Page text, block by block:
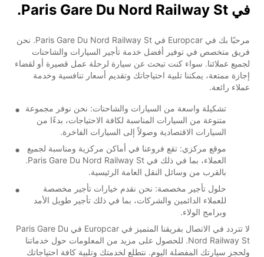
في Paris Gare Du Nord Railway St.
مرحبًا بك في Europcar في Paris Gare Du Nord Railway St. نحن
فريق متخصص في توفير أفضل خدمة تأجير السيارات والشاحنات
لجميع عملائنا. سواء كنت تبحث عن سيارة لرحلة عمل قصيرة أو لقضاء
إجازة ممتعة، يمكننا تلبية احتياجاتك وتقديم أسعار تنافسية وخدمة
عملاء رائعة.
تشكيلة واسعة من السيارات والشاحنات: نحن نوفر مجموعة
متنوعة من السيارات المناسبة لكافة الاحتياجات، بدءًا من
السيارات الاقتصادية وصولاً إلى السيارات الفاخرة.
موقع مركزي: تقع فروعنا في أماكن مركزية ومناسبة لجميع
العملاء، بما في ذلك في Paris Gare Du Nord Railway St.
بالقرب من وسائل النقل العامة الرئيسية.
حلول تأجير مخصصة: نحن نقدم خيارات تأجير مخصصة
للعملاء الدائمين والشركات، بما في ذلك تأجير طويل الأمد
وبرامج الولاء.
لا تتردد في الاتصال بفريقنا المتميز في Europcar في Paris Gare Du
Nord Railway St. للحصول على مزيد من المعلومات حول خدماتنا
ولحجز سيارتك المفضلة اليوم. نتطلع لخدمتك وتلبية كافة احتياجاتك